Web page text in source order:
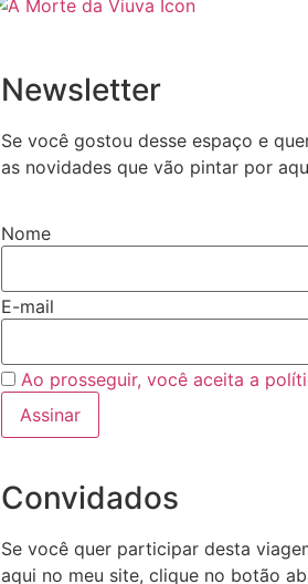
Newsletter
Se você gostou desse espaço e
as novidades que vão pintar por
Nome
E-mail
Ao prosseguir, você aceita a
Convidados
Se você quer participar desta
aqui no meu site, clique no botão